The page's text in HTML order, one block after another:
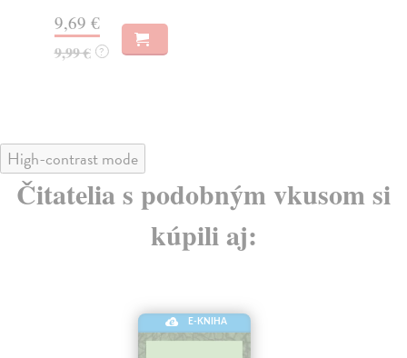
9,69 €
9,99 € ?
High-contrast mode
Čitatelia s podobným vkusom si
kúpili aj:
E-KNIHA